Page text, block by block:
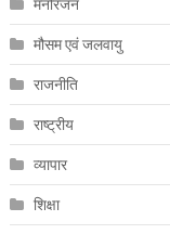
मनोरंजन
मौसम एवं जलवायु
राजनीति
राष्ट्रीय
व्यापार
शिक्षा